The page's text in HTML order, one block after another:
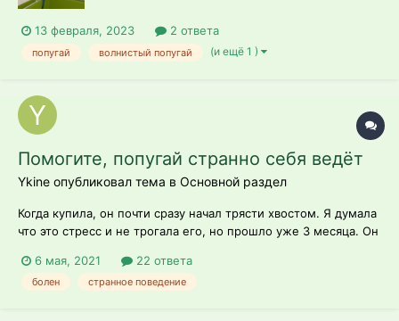
13 февраля, 2023 2 ответа
попугай волнистый попугай (и ещё 1 )
Помогите, попугай странно себя ведёт
Ykine опубликовал тема в Основной раздел
Когда купила, он почти сразу начал трясти хвостом. Я думала
что это стресс и не трогала его, но прошло уже 3 месяца. Он
может быть? Помогите пожалуйста ??
6 мая, 2021 22 ответа
болен странное поведение